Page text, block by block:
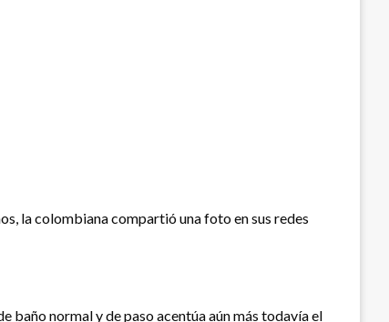
la colombiana compartió una foto en sus redes
baño normal y de paso acentúa aún más todavía el